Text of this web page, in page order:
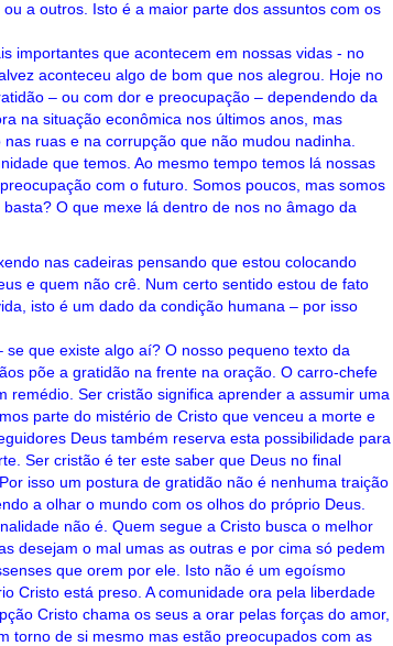
a outros. Isto é a maior parte dos assuntos com os
importantes que acontecem em nossas vidas - no
aconteceu algo de bom que nos alegrou. Hoje no
– ou com dor e preocupação – dependendo da
na situação econômica nos últimos anos, mas
ruas e na corrupção que não mudou nadinha.
que temos. Ao mesmo tempo temos lá nossas
com o futuro. Somos poucos, mas somos
O que mexe lá dentro de nos no âmago da
nas cadeiras pensando que estou colocando
e quem não crê. Num certo sentido estou de fato
isto é um dado da condição humana – por isso
que existe algo aí? O nosso pequeno texto da
põe a gratidão na frente na oração. O carro-chefe
Ser cristão significa aprender a assumir uma
parte do mistério de Cristo que venceu a morte e
Deus também reserva esta possibilidade para
Ser cristão é ter este saber que Deus no final
isso um postura de gratidão não é nenhuma traição
a olhar o mundo com os olhos do próprio Deus.
não é. Quem segue a Cristo busca o melhor
desejam o mal umas as outras e por cima só pedem
que orem por ele. Isto não é um egoísmo
Cristo está preso. A comunidade ora pela liberdade
Cristo chama os seus a orar pelas forças do amor,
torno de si mesmo mas estão preocupados com as